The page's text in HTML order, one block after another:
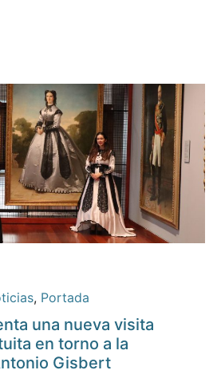
, Portada
una nueva visita
en torno a la
Gisbert